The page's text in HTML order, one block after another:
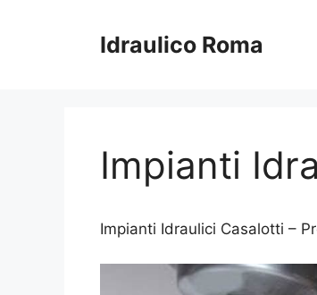
Idraulico Roma
Impianti
Impianti Idraulici Casalotti –